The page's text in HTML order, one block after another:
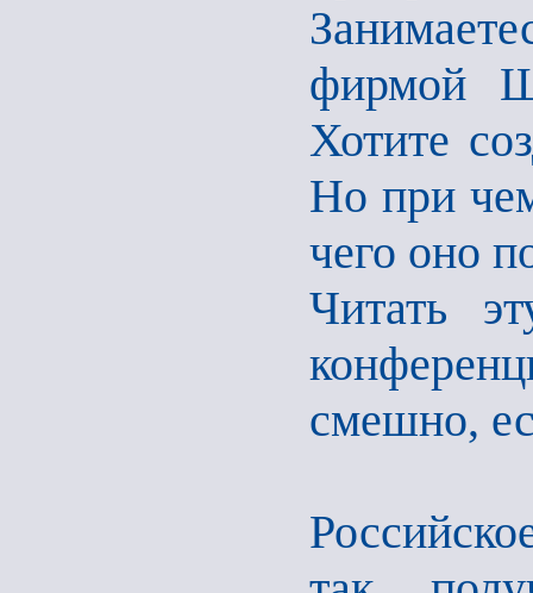
фирмой
Хотите
Но при
чего оно
Читать
смешно,